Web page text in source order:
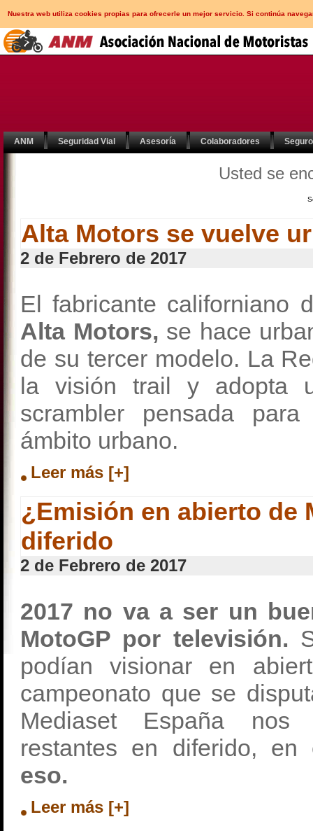
Nuestra web utiliza cookies propias para ofrecerle un mejor servicio. Si continúa
ANM Seguridad Vial Asesoría Colaboradores
Usted se
Alta Motors se vuelve
2 de Febrero de 2017
El fabricante californiano
Alta Motors, se hace
de su tercer modelo. La
la visión trail y adopta
scrambler pensada
ámbito urbano.
Leer más [+]
¿Emisión en abierto de
diferido
2 de Febrero de 2017
2017 no va a ser un
MotoGP por televisión.
podían visionar en
campeonato que se
Mediaset España
restantes en diferido,
eso.
Leer más [+]